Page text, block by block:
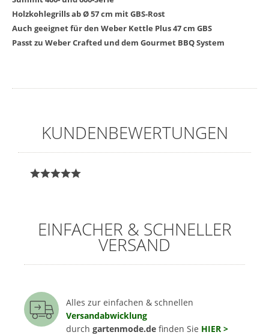
Holzkohlegrills ab Ø 57 cm mit GBS-Rost
Auch geeignet für den Weber Kettle Plus 47 cm GBS
Passt zu Weber Crafted und dem Gourmet BBQ System
KUNDENBEWERTUNGEN
EINFACHER & SCHNELLER
VERSAND
Alles zur einfachen & schnellen
Versandabwicklung
durch gartenmode.de finden Sie HIER >